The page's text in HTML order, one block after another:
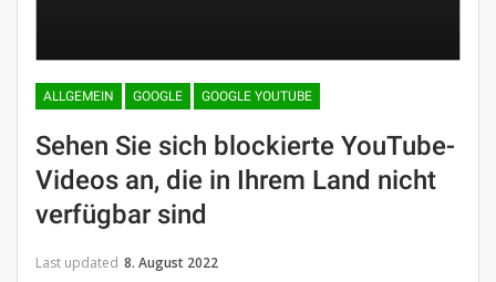
ALLGEMEIN GOOGLE GOOGLE YOUTUBE
Sehen Sie sich blockierte YouTube-
Videos an, die in Ihrem Land nicht
verfügbar sind
Last updated 8. August 2022